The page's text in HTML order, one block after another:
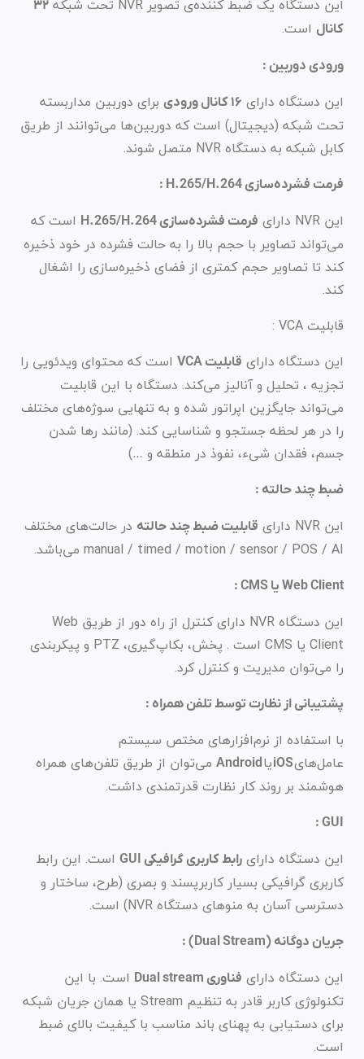
این دستگاه یک ضبط کننده‌ی تصویر NVR تحت شبکه
۳۲
کانال است.
ورودی دوربین :
این دستگاه دارای ۱۶ کانال ورودی
برای دوربین مداربسته
تحت شبکه (دیجیتال) است که دوربین‌ها می‌توانند از طریق
کابل شبکه به دستگاه NVR متصل شوند.
فرمت فشرده‌سازی H.265/H.264 :
این NVR دارای فرمت فشرده‌سازی H.265/H.264
است که
می‌تواند تصاویر با حجم بالا را به حالت فشرده در خود ذخیره
کند تا تصاویر حجم کمتری از فضای ذخیره‌سازی را اشغال
کند.
قابلیت VCA :
این دستگاه دارای قابلیت VCA
است که محتوای ویدئویی را
تجزیه ، تحلیل و آنالیز می‌کند. دستگاه با این قابلیت
می‌تواند جایگزین اپراتور شده و به تنهایی سوژه‌های مختلف
را در هر لحظه جستجو و شناسایی کند. (مانند رها شدن
جسم، فقدان شیء، نفوذ در منطقه و …)
ضبط چند حالته :
این NVR دارای قابلیت ضبط چند حالته در حالت‌های مختلف
manual / timed / motion / sensor / POS / AI می‌باشد.
Web Client یا CMS :
این دستگاه NVR دارای کنترل از راه دور از طریق Web
Client یا CMS است . پخش، بکاپ‌گیری، PTZ و پیکربندی
را می‌توان مدیریت و کنترل کرد.
پشتیبانی از نظارت توسط تلفن همراه :
با استفاده از نرم‌افزارهای مختص سیستم
عامل‌های
یا
می‌توان از طریق تلفن‌های همراه
هوشمند بر روند کار نظارت قدرتمندی داشت.
GUI :
این دستگاه دارای رابط کاربری گرافیکی GUI
است. این رابط
کاربری گرافیکی بسیار کاربرپسند و بصری (طرح، ساختار و
دسترسی آسان به منوهای دستگاه NVR) است.
جریان دوگانه (Dual Stream) :
این دستگاه دارای فناوری Dual stream
است. با این
تکنولوژی کاربر قادر به تنظیم Stream یا همان جریان شبکه
برای دستیابی به پهنای باند مناسب با کیفیت بالای ضبط
است.